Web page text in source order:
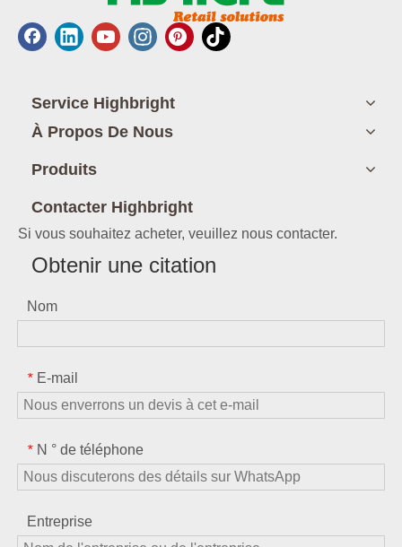
Service Highbright
À Propos De Nous
Produits
Contacter Highbright
Si vous souhaitez acheter, veuillez nous contacter.
Obtenir une citation
Nom
* E-mail
* N ° de téléphone
Entreprise